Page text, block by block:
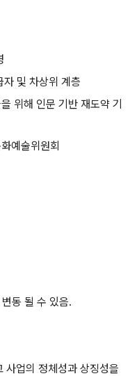
자 및 차상위 계층
위해 인문 기반 재도약 기
예술위원회
동 될 수 있음.
사업의 정체성과 상징성을